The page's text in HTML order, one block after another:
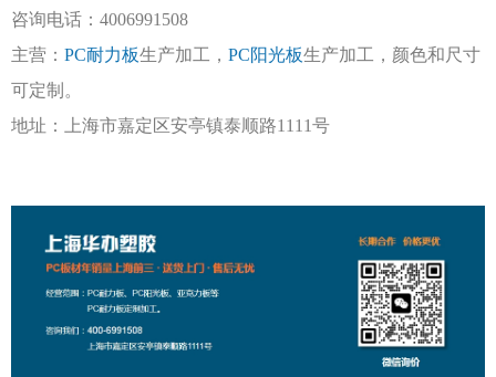
咨询电话： 4006991508
主营： PC耐力板生产加工， PC阳光板生产加工，颜色和尺寸
可定制。
地址：上海市嘉定区安亭镇泰顺路1111号